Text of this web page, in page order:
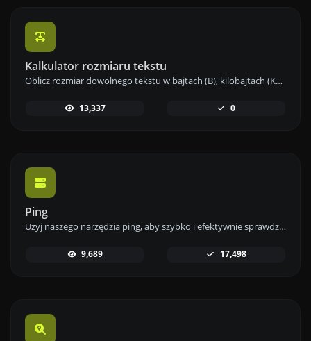
Kalkulator rozmiaru tekstu
Oblicz rozmiar dowolnego tekstu w bajtach (B), kilobajtach (KB) lub megabajtach (MB) za pomocą naszego narzędzia do obliczania rozmiaru tekstu.
13,337 0
Ping
Użyj naszego narzędzia ping, aby szybko i efektywnie sprawdzić status i czas odpowiedzi dowolnej strony internetowej, serwera lub portu.
9,689 17,498